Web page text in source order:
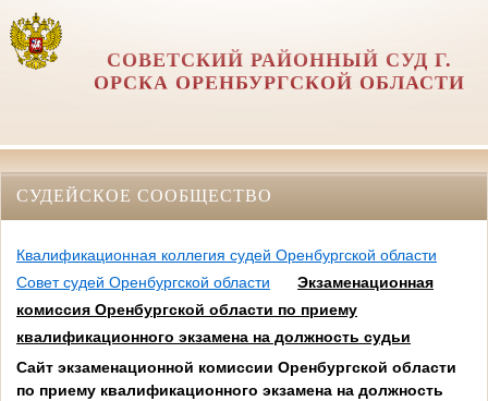
СОВЕТСКИЙ РАЙОННЫЙ СУД Г.
ОРСКА ОРЕНБУРГСКОЙ ОБЛАСТИ
СУДЕЙСКОЕ СООБЩЕСТВО
Квалификационная коллегия судей Оренбургской области
Совет судей Оренбургской области
Экзаменационная
комиссия Оренбургской области по приему
квалификационного экзамена на должность судьи
Сайт экзаменационной комиссии Оренбургской области
по приему квалификационного экзамена на должность